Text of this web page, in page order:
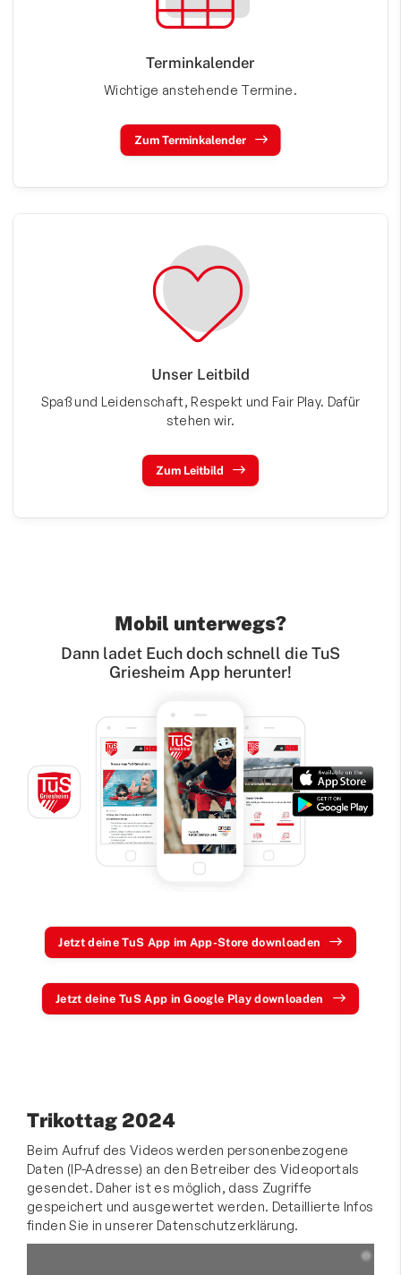
Terminkalender
Wichtige anstehende Termine.
Zum Terminkalender
Unser Leitbild
Spaß und Leidenschaft, Respekt und Fair Play. Dafür
stehen wir.
Zum Leitbild
Mobil unterwegs?
Dann ladet Euch doch schnell die TuS
Griesheim App herunter!
Jetzt deine TuS App im App-Store downloaden
Jetzt deine TuS App in Google Play downloaden
Trikottag 2024
Beim Aufruf des Videos werden personenbezogene
Daten (IP-Adresse) an den Betreiber des Videoportals
gesendet. Daher ist es möglich, dass Zugriffe
gespeichert und ausgewertet werden. Detaillierte Infos
finden Sie in unserer Datenschutzerklärung.